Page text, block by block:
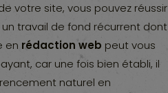
votre site, vous pouvez réussir
travail de fond récurrent dont
en rédaction web peut vous
car une fois bien établi, il
naturel en